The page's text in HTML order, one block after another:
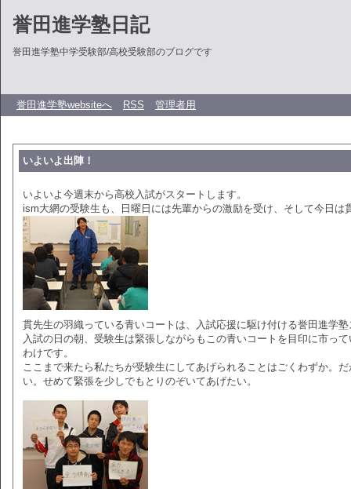
誉田進学塾日記
誉田進学塾中学受験部/高校受験部のブログです
誉田進学塾websiteへ RSS 管理者用
いよいよ出陣！
いよいよ今週末から高校入試がスタートします。
ism大網の受験生も、日曜日には先輩からの激励を受け、そして今日は
貫先生の羽織っている青いコートは、入試応援に駆け付ける誉田進学
入試の日の朝、受験生は緊張しながらもこの青いコートを目印に市っ
わけです。
ここまで来たら私たちが受験生にしてあげられることはごくわずか。
い。せめて緊張を少しでもとりのぞいてあげたい。